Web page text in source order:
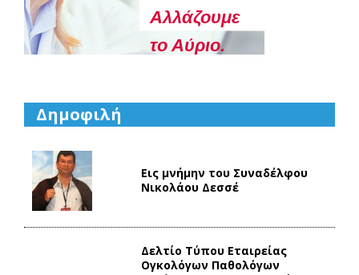
Aλλάζουμε
το Αύριο.
Δημοφιλή
Εις μνήμην του Συναδέλφου
Νικολάου Δεσσέ
Δελτίο Τύπου Eταιρείας
Ογκολόγων Παθολόγων